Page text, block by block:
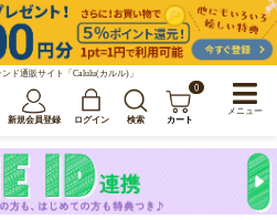
ド通販サイト「Calulu(カルル)」
新規会員登録 ログイン 検索
0
カート
メニュー